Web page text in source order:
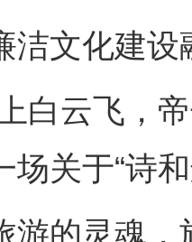
文化建设
云飞，帝
场关于“诗
的灵魂，